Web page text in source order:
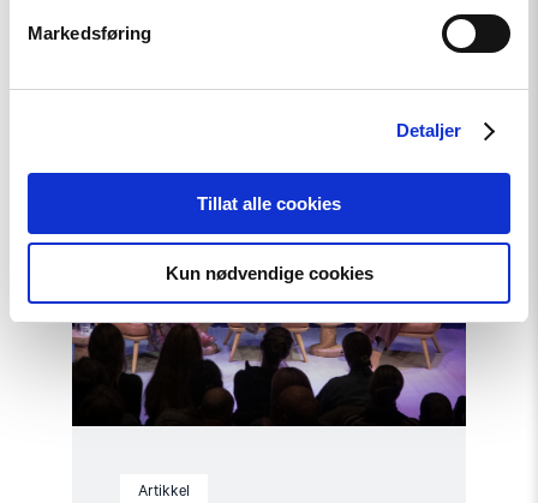
Markedsføring
Detaljer
Tillat alle cookies
Kun nødvendige cookies
Den indre fienden
Artikkel
"Når
blir
hverdag"